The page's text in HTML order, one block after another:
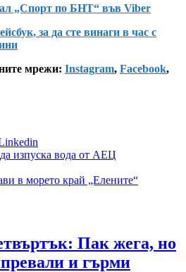
„Спорт по БНТ“ във Viber
за да сте винаги в час с
мрежи: Instagram, Facebook,
изпуска вода от АЕЦ
в морето край „Елените“
Пак жега, но
и гърми